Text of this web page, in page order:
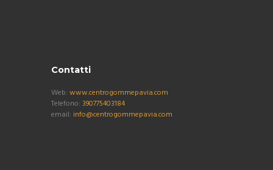
Contatti
Web: www.centrogommepavia.com
Telefono: 390775403184
email: info@centrogommepavia.com